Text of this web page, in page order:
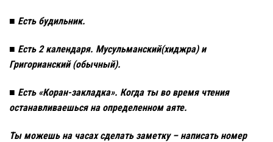
■ Есть будильник.
■ Есть 2 календаря. Мусульманский(хиджра) и
Григорианский (обычный).
■ Есть «Коран-закладка». Когда ты во время чтения
останавливаешься на определенном аяте.
Ты можешь на часах сделать заметку – написать номер